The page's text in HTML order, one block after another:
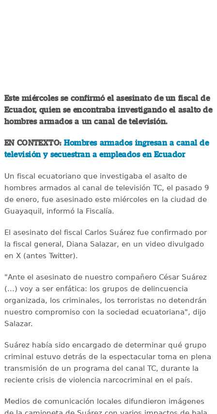
Este miércoles se confirmó el asesinato de un fiscal de
Ecuador, quien se encontraba investigando el asalto de
hombres armados a un canal de televisión.
EN CONTEXTO: Hombres armados ingresan a canal de
televisión y secuestran a empleados en Ecuador
Un fiscal ecuatoriano que investigaba el asalto de
hombres armados al canal de televisión TC, el pasado 9
de enero, fue asesinado este miércoles en la ciudad de
Guayaquil, informó la Fiscalía.
El asesinato del fiscal Carlos Suárez fue confirmado por
la fiscal general, Diana Salazar, en un video divulgado
en X (antes Twitter).
"Ante el asesinato de nuestro compañero César Suárez
(...) voy a ser enfática: los grupos de delincuencia
organizada, los criminales, los terroristas no detendrán
nuestro compromiso con la sociedad ecuatoriana", dijo
Salazar.
Suárez había sido encargado de determinar qué grupo
criminal estuvo detrás de la espectacular toma en plena
transmisión de un programa del canal TC, durante la
reciente crisis de violencia narcocriminal en el país.
Medios de comunicación locales difundieron imágenes